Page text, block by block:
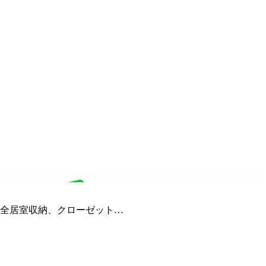
居室収納、クローゼット…